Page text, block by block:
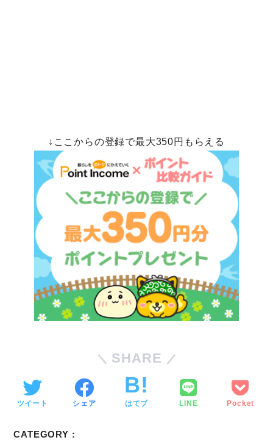
↓ここからの登録で最大350円もらえる
SHARE
ツイート シェア はてブ LINE Pocket
CATEGORY :